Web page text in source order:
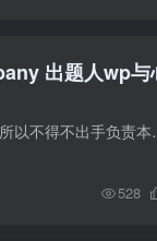
出题人wp与
一年一度整活，不知道大家玩的怎么样了
528